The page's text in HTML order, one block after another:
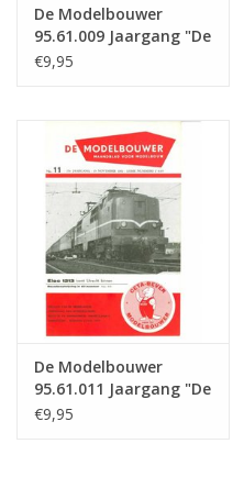
De Modelbouwer
95.61.009 Jaargang "De
Modelbouwer" Editie :
€9,95
De Modelbouwer
95.61.011 Jaargang "De
Modelbouwer" Editie :
€9,95